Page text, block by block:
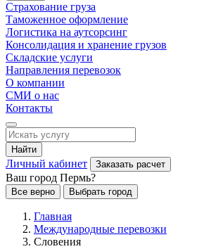
Страхование груза
Таможенное оформление
Логистика на аутсорсинг
Консолидация и хранение грузов
Складские услуги
Направления перевозок
О компании
СМИ о нас
Контакты
Найти
Личный кабинет Заказать расчет
Ваш город Пермь?
Все верно Выбрать город
Главная
Международные перевозки
Словения